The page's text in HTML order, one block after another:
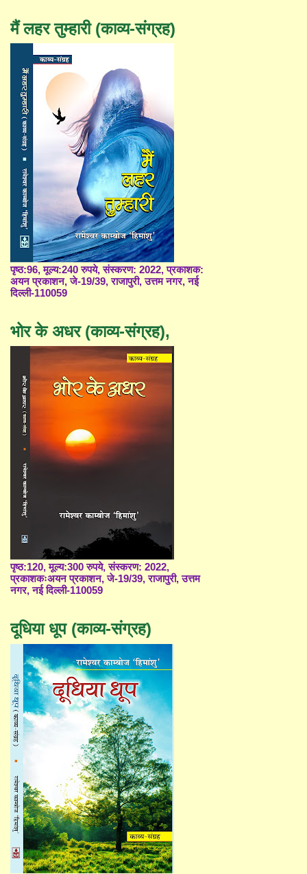
मैं लहर तुम्हारी (काव्य-संग्रह)
पृष्ठ:96, मूल्य:240 रुपये, संस्करण: 2022, प्रकाशक:
अयन प्रकाशन, जे-19/39, राजापुरी, उत्तम नगर, नई
दिल्ली-110059
भोर के अधर (काव्य-संग्रह),
पृष्ठ:120, मूल्य:300 रुपये, संस्करण: 2022,
प्रकाशकःअयन प्रकाशन, जे-19/39, राजापुरी, उत्तम
नगर, नई दिल्ली-110059
दूधिया धूप (काव्य-संग्रह)